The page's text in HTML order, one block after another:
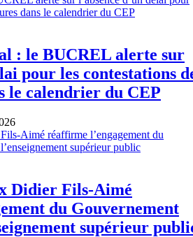
: le BUCREL alerte sur
pour les contestations
le calendrier du CEP
Didier Fils-Aimé
du Gouvernement
supérieur